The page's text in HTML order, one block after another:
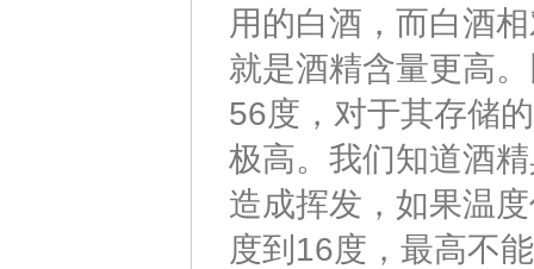
用的白酒，而白酒
就是酒精含量更高
56度，对于其存储
极高。我们知道酒
造成挥发，如果温
度到16度，最高不